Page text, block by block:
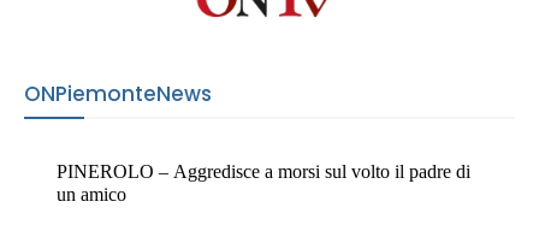
ONPiemonteNews